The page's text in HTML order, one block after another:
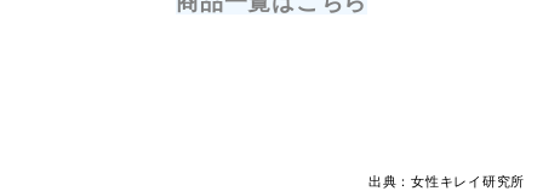
出典：女性キレイ研究所